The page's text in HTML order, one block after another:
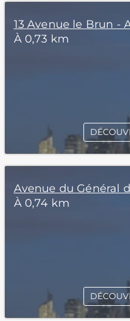
13 Avenue le Brun -
À 0,73 km
Avenue du Général
À 0,74 km